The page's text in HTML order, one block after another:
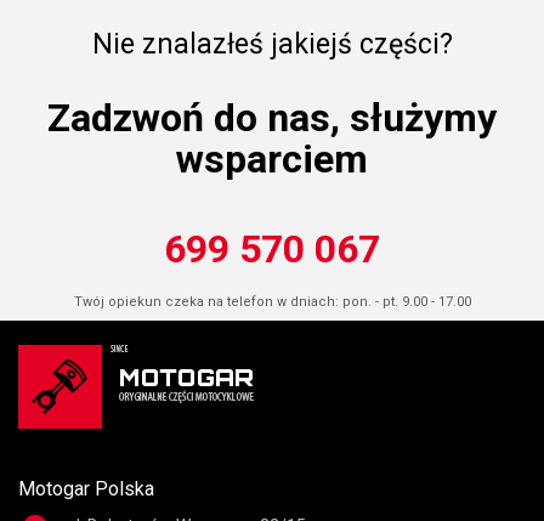
Nie znalazłeś jakiejś części?
Zadzwoń do nas, służymy
wsparciem
699 570 067
Twój opiekun czeka na telefon w dniach: pon. - pt. 9.00 - 17.00
Motogar Polska